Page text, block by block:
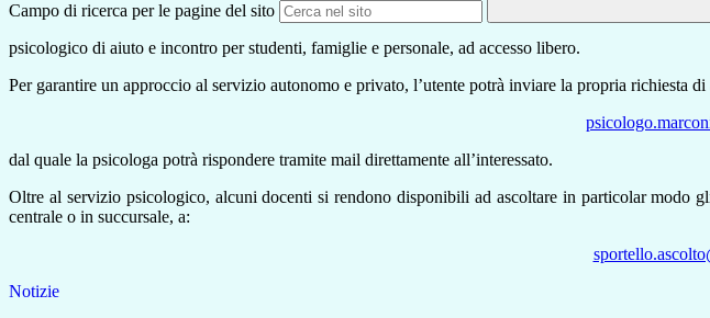
Campo di ricerca per le pagine del sito
psicologico di aiuto e incontro per studenti, famiglie e personale, ad accesso libero.
Per garantire un approccio al servizio autonomo e privato, l’utente potrà inviare la propria richiesta
dal quale la psicologa potrà rispondere tramite mail direttamente all’interessato.
Oltre al servizio psicologico, alcuni docenti si rendono disponibili ad ascoltare in particolar modo
centrale o in succursale, a:
Notizie